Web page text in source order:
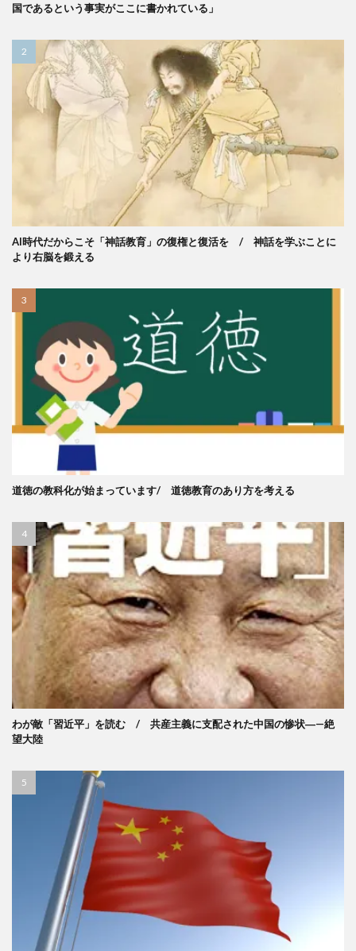
国であるという事実がここに書かれている」
AI時代だからこそ「神話教育」の復権と復活を / 神話を学ぶことに
より右脳を鍛える
道徳の教科化が始まっています/ 道徳教育のあり方を考える
わが敵「習近平」を読む / 共産主義に支配された中国の惨状―—絶
望大陸